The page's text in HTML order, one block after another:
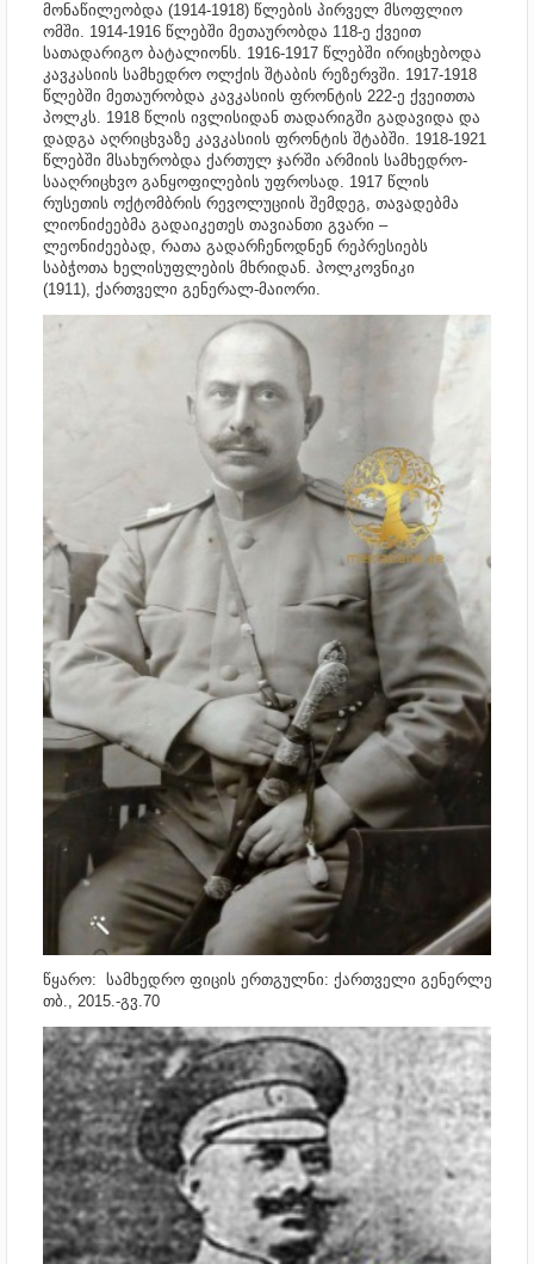
მონაწილეობდა (1914-1918) წლების პირველ მსოფლიო
ომში. 1914-1916 წლებში მეთაურობდა 118-ე ქვეით
სათადარიგო ბატალიონს. 1916-1917 წლებში ირიცხებოდა
კავკასიის სამხედრო ოლქის შტაბის რეზერვში. 1917-1918
წლებში მეთაურობდა კავკასიის ფრონტის 222-ე ქვეითთა
პოლკს. 1918 წლის ივლისიდან თადარიგში გადავიდა და
დადგა აღრიცხვაზე კავკასიის ფრონტის შტაბში. 1918-1921
წლებში მსახურობდა ქართულ ჯარში არმიის სამხედრო-
სააღრიცხვო განყოფილების უფროსად. 1917 წლის
რუსეთის ოქტომბრის რევოლუციის შემდეგ, თავადებმა
ლიონიძეებმა გადაიკეთეს თავიანთი გვარი –
ლეონიძეებად, რათა გადარჩენოდნენ რეპრესიებს
საბჭოთა ხელისუფლების მხრიდან. პოლკოვნიკი
(1911), ქართველი გენერალ-მაიორი.
წყარო: სამხედრო ფიცის ერთგულნი: ქართველი გენერლები
თბ., 2015.-გვ.70